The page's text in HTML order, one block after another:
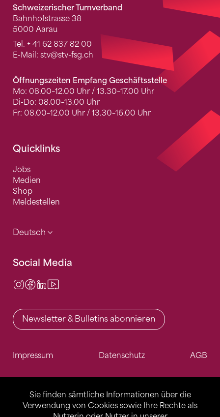
Sie finden sämtliche Informationen über die
Verwendung von Cookies sowie Ihre Rechte als
Schweizerischer Turnverband
Bahnhofstrasse 38
5000 Aarau
Tel. + 41 62 837 82 00
E-Mail: stv@stv-fsg.ch
Öffnungszeiten Empfang Geschäftsstelle
Mo: 08.00–12.00 Uhr / 13.30–17.00 Uhr
Di-Do: 08.00–13.00 Uhr
Fr: 08.00–12.00 Uhr / 13.30–16.00 Uhr
Quicklinks
Jobs
Medien
Shop
Meldestellen
Deutsch
Social Media
Instagram
Facebook
LinkedIn
Newsletter & Bulletins abonnieren
Impressum Datenschutz AGB